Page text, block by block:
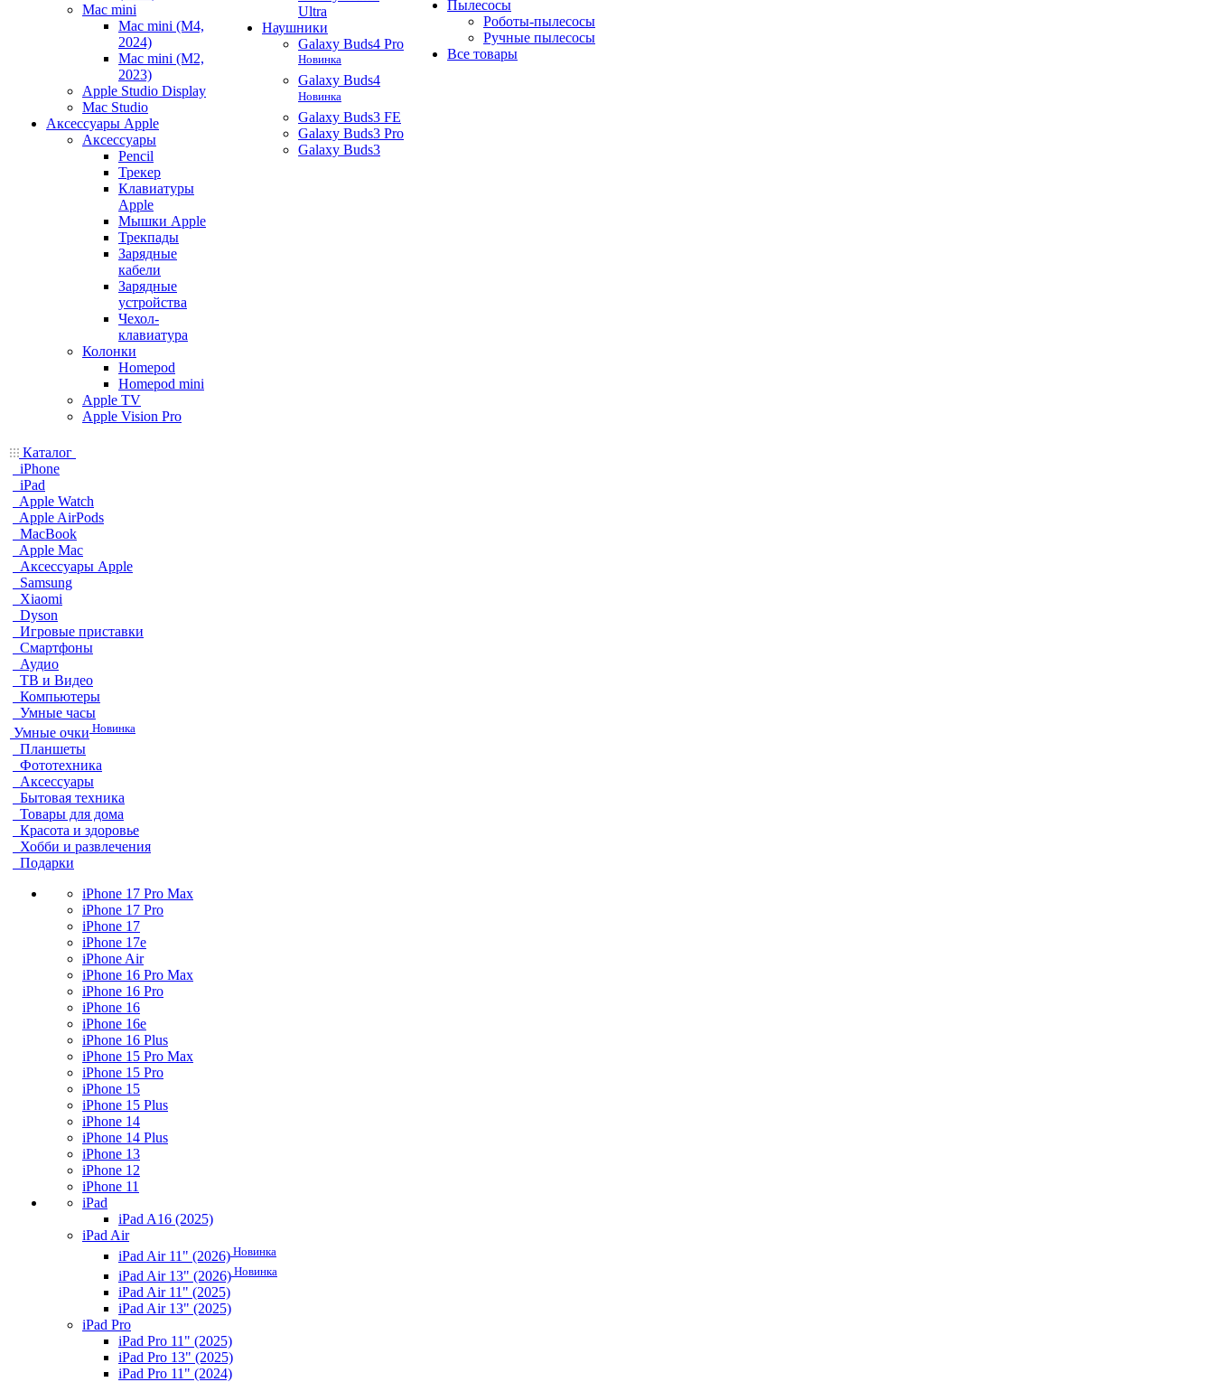
Mac mini
Mac mini (M4,
2024)
Mac mini (M2,
2023)
Apple Studio Display
Mac Studio
Аксессуары Apple
Аксессуары
Pencil
Трекер
Клавиатуры
Apple
Мышки Apple
Трекпады
Зарядные
кабели
Зарядные
устройства
Чехол-
клавиатура
Колонки
Homepod
Homepod mini
Apple TV
Apple Vision Pro
Ultra
Наушники
Galaxy Buds4 Pro
Новинка
Galaxy Buds4
Новинка
Galaxy Buds3 FE
Galaxy Buds3 Pro
Galaxy Buds3
Пылесосы
Роботы-пылесосы
Ручные пылесосы
Все товары
Каталог
iPhone
iPad
Apple Watch
Apple AirPods
MacBook
Apple Mac
Аксессуары Apple
Samsung
Xiaomi
Dyson
Игровые приставки
Смартфоны
Аудио
ТВ и Видео
Компьютеры
Умные часы
Умные очки Новинка
Планшеты
Фототехника
Аксессуары
Бытовая техника
Товары для дома
Красота и здоровье
Хобби и развлечения
Подарки
iPhone 17 Pro Max
iPhone 17 Pro
iPhone 17
iPhone 17e
iPhone Air
iPhone 16 Pro Max
iPhone 16 Pro
iPhone 16
iPhone 16e
iPhone 16 Plus
iPhone 15 Pro Max
iPhone 15 Pro
iPhone 15
iPhone 15 Plus
iPhone 14
iPhone 14 Plus
iPhone 13
iPhone 12
iPhone 11
iPad
iPad A16 (2025)
iPad Air
iPad Air 11" (2026) Новинка
iPad Air 13" (2026) Новинка
iPad Air 11" (2025)
iPad Air 13" (2025)
iPad Pro
iPad Pro 11" (2025)
iPad Pro 13" (2025)
iPad Pro 11" (2024)